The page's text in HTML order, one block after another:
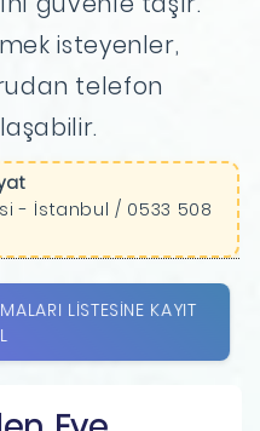
isteyenler,
telefon
- İstanbul / 0533 508
LISTESINE KAYIT